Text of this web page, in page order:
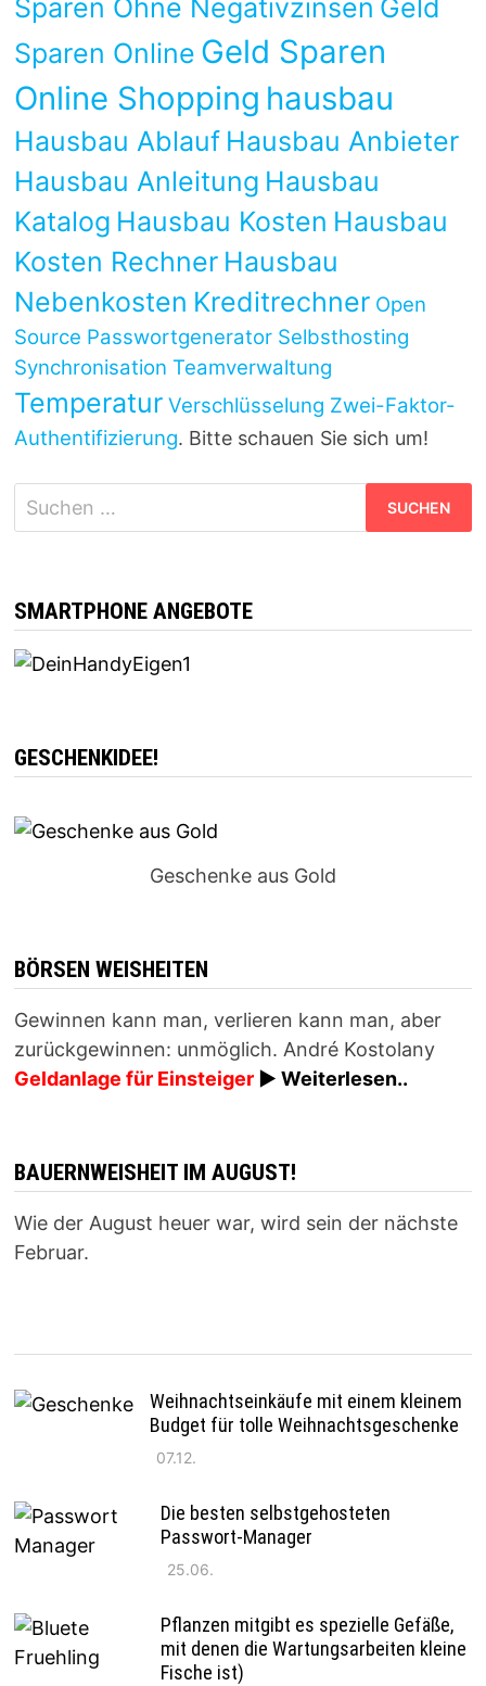
Sparen Ohne Negativzinsen Geld
Sparen Online Geld Sparen
Online Shopping hausbau
Hausbau Ablauf Hausbau Anbieter
Hausbau Anleitung Hausbau
Katalog Hausbau Kosten Hausbau
Kosten Rechner Hausbau
Nebenkosten Kreditrechner Open
Source Passwortgenerator Selbsthosting
Synchronisation Teamverwaltung
Temperatur Verschlüsselung Zwei-Faktor-
Authentifizierung. Bitte schauen Sie sich um!
Suchen
nach:
SMARTPHONE ANGEBOTE
GESCHENKIDEE!
Geschenke aus Gold
BÖRSEN WEISHEITEN
Gewinnen kann man, verlieren kann man, aber
zurückgewinnen: unmöglich. André Kostolany
Geldanlage für Einsteiger ► Weiterlesen..
BAUERNWEISHEIT IM AUGUST!
Wie der August heuer war, wird sein der nächste
Februar.
Weihnachtseinkäufe mit einem kleinem
Budget für tolle Weihnachtsgeschenke
07.12.
Die besten selbstgehosteten
Passwort-Manager
25.06.
Pflanzen mitgibt es spezielle Gefäße,
mit denen die Wartungsarbeiten kleine
Fische ist)